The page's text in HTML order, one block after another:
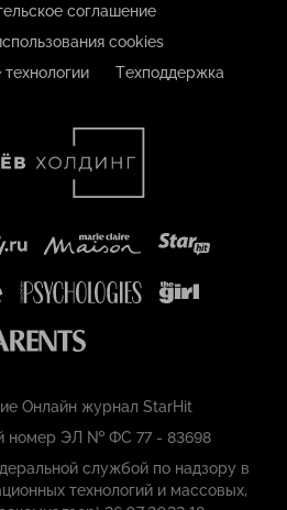
соглашение
cookies
Техподдержка
Онлайн журнал StarHit
номер ЭЛ № ФС 77 - 83698
службой по надзору в
технологий и массовых,